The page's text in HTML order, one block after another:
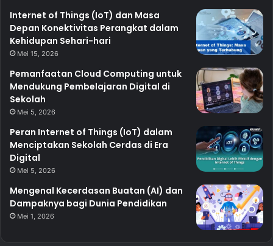
Internet of Things (IoT) dan Masa
Depan Konektivitas Perangkat dalam
Kehidupan Sehari-hari
Mei 15, 2026
Pemanfaatan Cloud Computing untuk
Mendukung Pembelajaran Digital di
Sekolah
Mei 5, 2026
Peran Internet of Things (IoT) dalam
Menciptakan Sekolah Cerdas di Era
Digital
Mei 5, 2026
Mengenal Kecerdasan Buatan (AI) dan
Dampaknya bagi Dunia Pendidikan
Mei 1, 2026